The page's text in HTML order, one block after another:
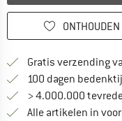
ONTHOUDEN
Gratis verzending
100 dagen
> 4.000.000
Alle artikelen in